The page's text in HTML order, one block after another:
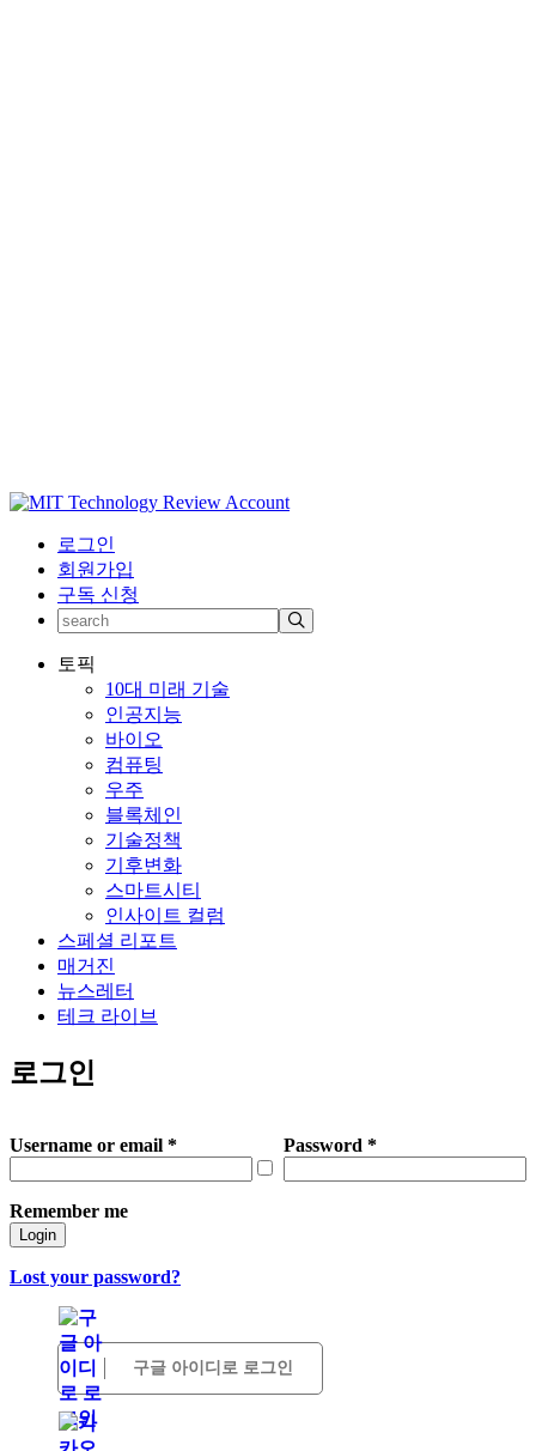
로그인
회원가입
구독 신청
토픽
10대 미래 기술
인공지능
바이오
컴퓨팅
우주
블록체인
기술정책
기후변화
스마트시티
인사이트 컬럼
스페셜 리포트
매거진
뉴스레터
테크 라이브
로그인
Username or email * Password *
Remember me
Login
Lost your password?
구글 아이디로 로그인